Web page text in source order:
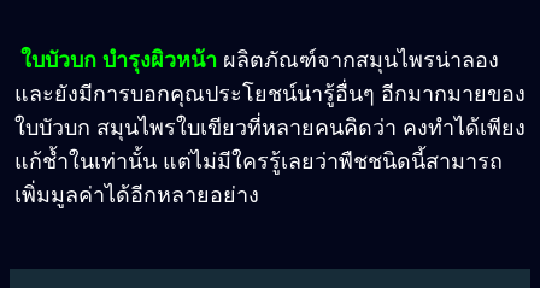
ใบบัวบก บำรุงผิวหน้า ผลิตภัณฑ์จากสมุนไพรน่าลอง
และยังมีการบอกคุณประโยชน์น่ารู้อื่นๆ อีกมากมายของ
ใบบัวบก สมุนไพรใบเขียวที่หลายคนคิดว่า คงทำได้เพียง
แก้ช้ำในเท่านั้น แต่ไม่มีใครรู้เลยว่าพืชชนิดนี้สามารถ
เพิ่มมูลค่าได้อีกหลายอย่าง